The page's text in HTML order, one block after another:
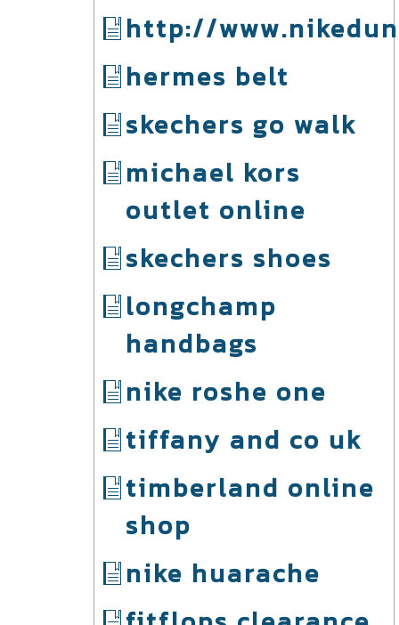
http://
hermes belt
skechers go walk
michael kors
outlet online
skechers shoes
longchamp
handbags
nike roshe one
tiffany and co uk
timberland online
shop
nike huarache